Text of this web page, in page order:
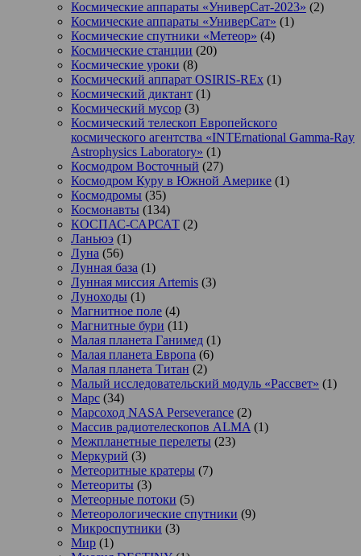
Космические аппараты «УниверСат-2023» (2)
Космические аппараты «УниверСат» (1)
Космические спутники «Метеор» (4)
Космические станции (20)
Космические уроки (8)
Космический аппарат OSIRIS-REx (1)
Космический диктант (1)
Космический мусор (3)
Космический телескоп Европейского
космического агентства «INTErnational Gamma-Ray
Astrophysics Laboratory» (1)
Космодром Восточный (27)
Космодром Куру в Южной Америке (1)
Космодромы (35)
Космонавты (134)
КОСПАС-САРСАТ (2)
Ланьюэ (1)
Луна (56)
Лунная база (1)
Лунная миссия Artemis (3)
Луноходы (1)
Магнитное поле (4)
Магнитные бури (11)
Малая планета Ганимед (1)
Малая планета Европа (6)
Малая планета Титан (2)
Малый исследовательский модуль «Рассвет» (1)
Марс (34)
Марсоход NASA Perseverance (2)
Массив радиотелескопов ALMA (1)
Межпланетные перелеты (23)
Меркурий (3)
Метеоритные кратеры (7)
Метеориты (3)
Метеорные потоки (5)
Метеорологические спутники (9)
Микроспутники (3)
Мир (1)